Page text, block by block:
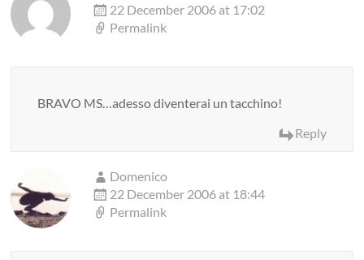
22 December 2006 at 17:02
Permalink
BRAVO MS…adesso diventerai un tacchino!
Reply
Domenico
22 December 2006 at 18:44
Permalink